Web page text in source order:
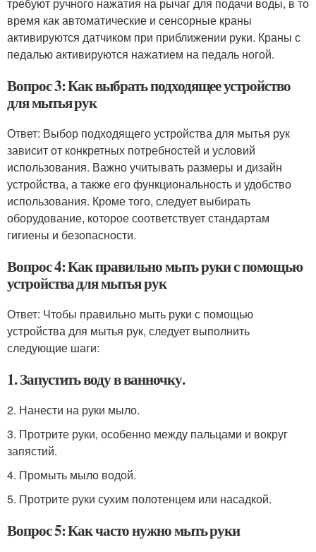
время как автоматические и сенсорные краны
активируются датчиком при приближении руки. Краны с
педалью активируются нажатием на педаль ногой.
Вопрос 3: Как выбрать подходящее устройство
для мытья рук
Ответ: Выбор подходящего устройства для мытья рук
зависит от конкретных потребностей и условий
использования. Важно учитывать размеры и дизайн
устройства, а также его функциональность и удобство
использования. Кроме того, следует выбирать
оборудование, которое соответствует стандартам
гигиены и безопасности.
Вопрос 4: Как правильно мыть руки с помощью
устройства для мытья рук
Ответ: Чтобы правильно мыть руки с помощью
устройства для мытья рук, следует выполнить
следующие шаги:
1. Запустить воду в ванночку.
2. Нанести на руки мыло.
3. Протрите руки, особенно между пальцами и вокруг
запястий.
4. Промыть мыло водой.
5. Протрите руки сухим полотенцем или насадкой.
Вопрос 5: Как часто нужно мыть руки